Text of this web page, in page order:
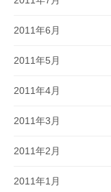
2011年6月
2011年5月
2011年4月
2011年3月
2011年2月
2011年1月